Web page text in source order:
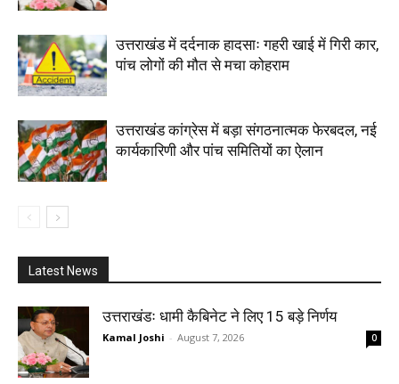
उत्तराखंड में दर्दनाक हादसाः गहरी खाई में गिरी कार,
पांच लोगों की मौत से मचा कोहराम
उत्तराखंड कांग्रेस में बड़ा संगठनात्मक फेरबदल, नई
कार्यकारिणी और पांच समितियों का ऐलान
Latest News
उत्तराखंडः धामी कैबिनेट ने लिए 15 बड़े निर्णय
Kamal Joshi - August 7, 2026 0